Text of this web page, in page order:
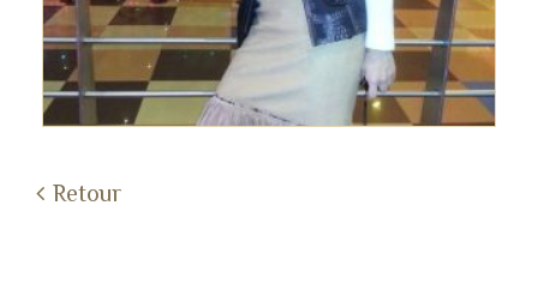
Retour